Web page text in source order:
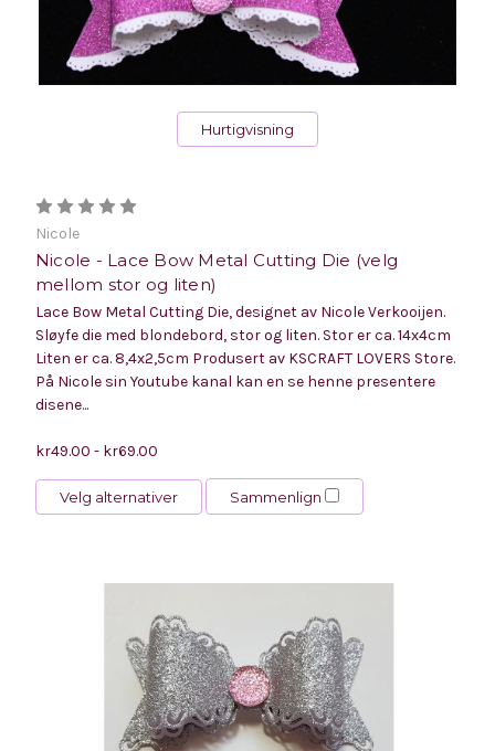
Hurtigvisning
Nicole
Nicole - Lace Bow Metal Cutting Die (velg
mellom stor og liten)
Lace Bow Metal Cutting Die, designet av Nicole Verkooijen.
Sløyfe die med blondebord, stor og liten. Stor er ca. 14x4cm
Liten er ca. 8,4x2,5cm Produsert av KSCRAFT LOVERS Store.
På Nicole sin Youtube kanal kan en se henne presentere
disene...
kr49.00 - kr69.00
Velg alternativer Sammenlign